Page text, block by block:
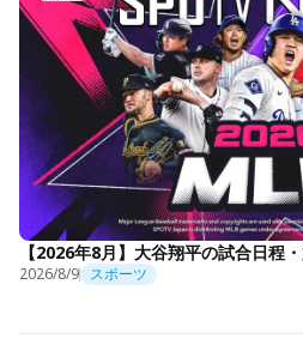
【2026年8月】大谷翔平の試合日程
2026/8/9 スポーツ